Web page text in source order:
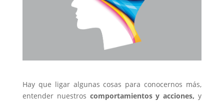
Hay que ligar algunas cosas para conocernos más,
entender nuestros comportamientos y acciones, y